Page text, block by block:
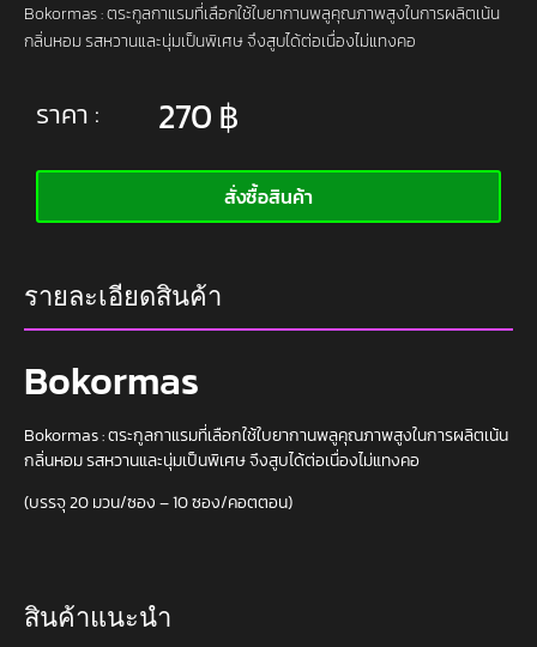
Bokormas : ตระกูลกาแรมที่เลือกใช้ใบยากานพลูคุณภาพสูงในการผลิตเน้น
กลิ่นหอม รสหวานและนุ่มเป็นพิเศษ จึงสูบได้ต่อเนื่องไม่แทงคอ
ราคา : 270฿
สั่งซื้อสินค้า
รายละเอียดสินค้า
Bokormas
Bokormas : ตระกูลกาแรมที่เลือกใช้ใบยากานพลูคุณภาพสูงในการผลิตเน้น
กลิ่นหอม รสหวานและนุ่มเป็นพิเศษ จึงสูบได้ต่อเนื่องไม่แทงคอ
(บรรจุ 20 มวน/ซอง – 10 ซอง/คอตตอน)
สินค้าแนะนำ